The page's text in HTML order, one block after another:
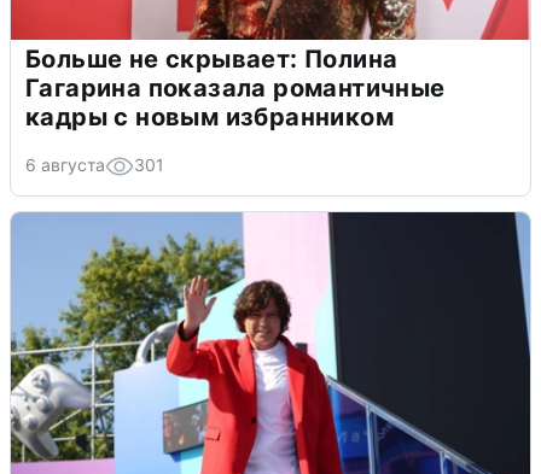
Больше не скрывает: Полина
Гагарина показала романтичные
кадры с новым избранником
6 августа 301